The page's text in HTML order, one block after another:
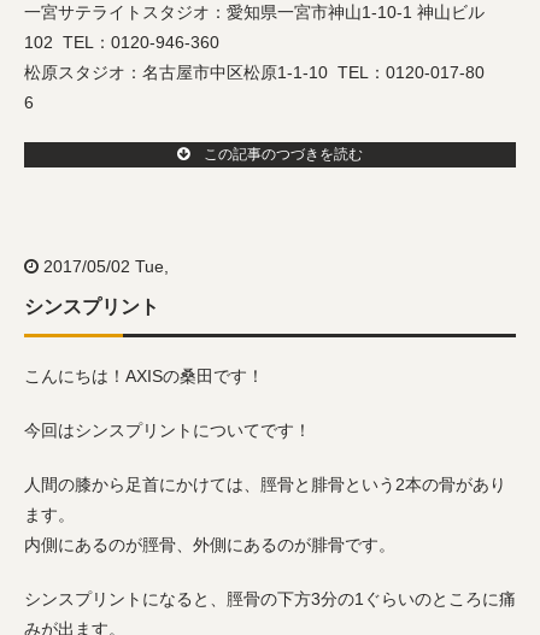
一宮サテライトスタジオ：愛知県一宮市神山1-10-1 神山ビル
102 TEL：0120-946-360
松原スタジオ：名古屋市中区松原1-1-10 TEL：0120-017-80
6
この記事のつづきを読む
2017/05/02 Tue,
シンスプリント
こんにちは！AXISの桑田です！
今回はシンスプリントについてです！
人間の膝から足首にかけては、脛骨と腓骨という2本の骨があり
ます。
内側にあるのが脛骨、外側にあるのが腓骨です。
シンスプリントになると、脛骨の下方3分の1ぐらいのところに痛
みが出ます。